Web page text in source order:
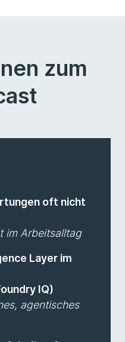
zum
oft nicht
im Arbeitsalltag
Layer im
IQ)
agentisches